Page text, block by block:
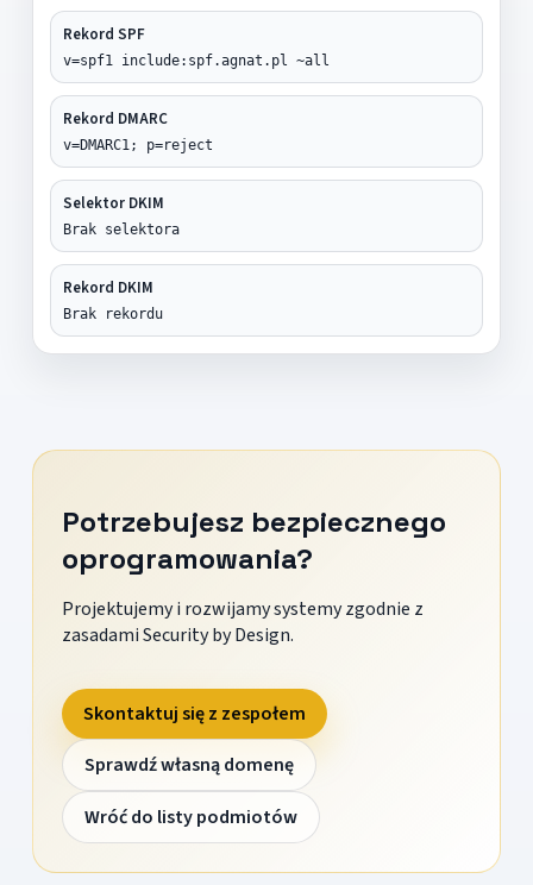
Rekord SPF
v=spf1 include:spf.agnat.pl ~all
Rekord DMARC
v=DMARC1; p=reject
Selektor DKIM
Brak selektora
Rekord DKIM
Brak rekordu
Potrzebujesz bezpiecznego
oprogramowania?
Projektujemy i rozwijamy systemy zgodnie z
zasadami Security by Design.
Skontaktuj się z zespołem
Sprawdź własną domenę
Wróć do listy podmiotów